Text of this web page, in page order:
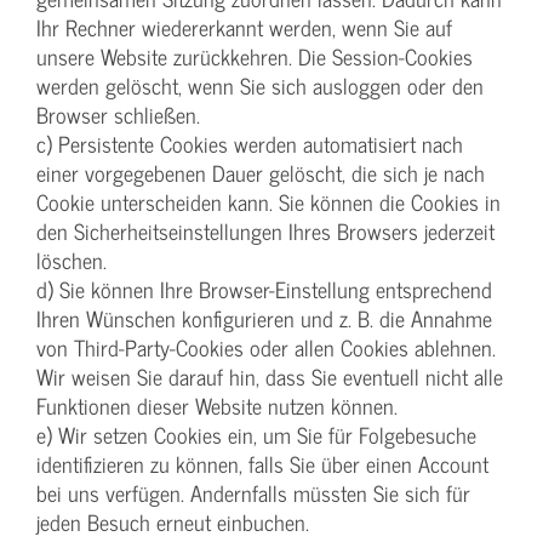
Ihr Rechner wiedererkannt werden, wenn Sie auf
unsere Website zurückkehren. Die Session-Cookies
werden gelöscht, wenn Sie sich ausloggen oder den
Browser schließen.
c) Persistente Cookies werden automatisiert nach
einer vorgegebenen Dauer gelöscht, die sich je nach
Cookie unterscheiden kann. Sie können die Cookies in
den Sicherheitseinstellungen Ihres Browsers jederzeit
löschen.
d) Sie können Ihre Browser-Einstellung entsprechend
Ihren Wünschen konfigurieren und z. B. die Annahme
von Third-Party-Cookies oder allen Cookies ablehnen.
Wir weisen Sie darauf hin, dass Sie eventuell nicht alle
Funktionen dieser Website nutzen können.
e) Wir setzen Cookies ein, um Sie für Folgebesuche
identifizieren zu können, falls Sie über einen Account
bei uns verfügen. Andernfalls müssten Sie sich für
jeden Besuch erneut einbuchen.